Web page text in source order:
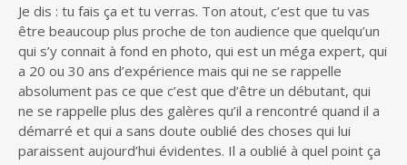
Je dis : tu fais ça et tu verras. Ton atout, c’est que tu vas
être beaucoup plus proche de ton audience que quelqu’un
qui s’y connait à fond en photo, qui est un méga expert, qui
a 20 ou 30 ans d’expérience mais qui ne se rappelle
absolument pas ce que c’est que d’être un débutant, qui
ne se rappelle plus des galères qu’il a rencontré quand il a
démarré et qui a sans doute oublié des choses qui lui
paraissent aujourd’hui évidentes. Il a oublié à quel point ça